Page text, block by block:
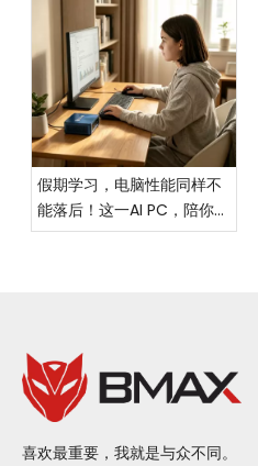
假期学习，电脑性能同样不
能落后！这一AI PC，陪你度
过高效、充实的假期生活
喜欢最重要，我就是与众不同。